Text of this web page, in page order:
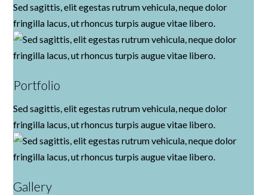
Sed sagittis, elit egestas rutrum vehicula, neque dolor
fringilla lacus, ut rhoncus turpis augue vitae libero.
Portfolio
Sed sagittis, elit egestas rutrum vehicula, neque dolor
fringilla lacus, ut rhoncus turpis augue vitae libero.
Gallery